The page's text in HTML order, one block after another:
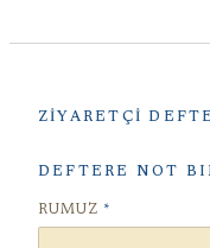
ZIYARETÇI
DEFTERE NOT
RUMUZ *